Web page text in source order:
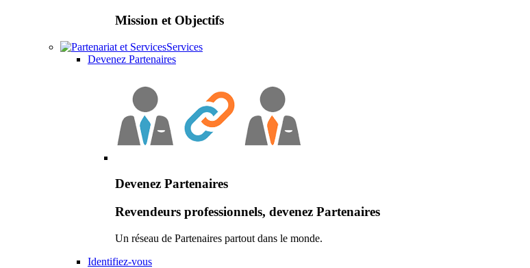
Mission et Objectifs
Services
Devenez Partenaires
Devenez Partenaires
Revendeurs professionnels, devenez Partenaires
Un réseau de Partenaires partout dans le monde.
Identifiez-vous